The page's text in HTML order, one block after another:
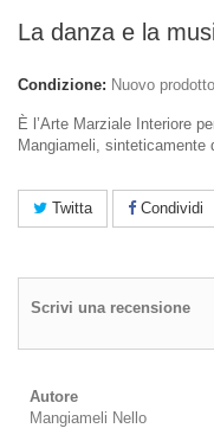
La danza e la
Condizione: Nuovo prodotto
È l’Arte Marziale Interiore
Mangiameli, sinteticamente
Twitta Condividi
Scrivi una recensione
Autore
Mangiameli Nello